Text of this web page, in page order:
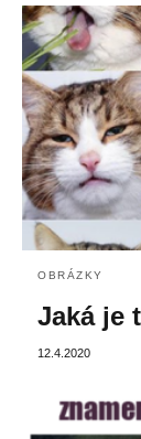
OBRÁZKY
Jaká je
12.4.2020